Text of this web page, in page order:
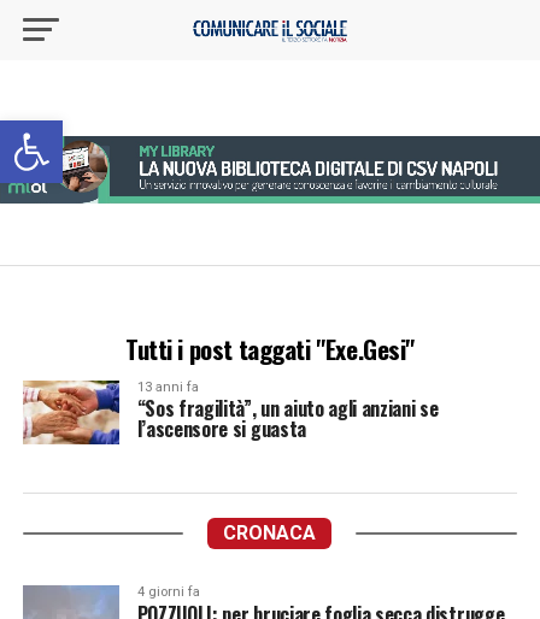
Apri la barra degli strumenti
Tutti i post taggati "Exe.Gesi"
13 anni fa
“Sos fragilità”, un aiuto agli anziani se
l’ascensore si guasta
CRONACA
4 giorni fa